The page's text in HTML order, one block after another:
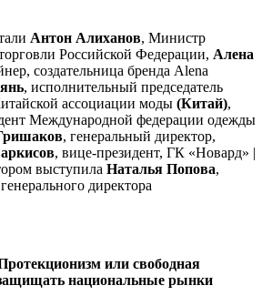
Антон Алиханов, Министр
Российской Федерации, Алена
создательница бренда Alena
, исполнительный председатель
ассоциации моды (Китай),
Международной федерации одежды
, генеральный директор,
, вице-президент, ГК «Новард» |
выступила Наталья Попова,
директора
или свободная
национальные рынки